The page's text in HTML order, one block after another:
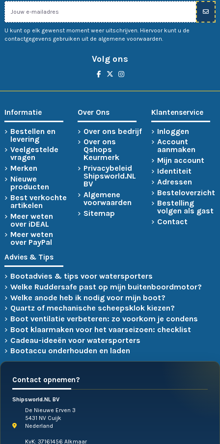
U kunt op elk gewenst moment weer uitschrijven. Hiervoor kunt u de
contactgegevens gebruiken uit de algemene voorwaarden.
Volg ons
Informatie
Bestellen en
levering
Veelgestelde
vragen
Merken
Nieuwe
producten
Best verkochte
artikelen
Meer weten
over iDEAL
Meer weten
over PayPal
Over Ons
Over ons bedrijf
Over ons
Qshops
Keurmerk
Privacybeleid
Shipsworld.NL
BV
Algemene
voorwaarden
Sitemap
Klantenservice
Inloggen
Account
aanmaken
Mijn account
Identiteit
Adressen
Besteloverzicht
Bestelling
volgen als gast
Contact
Advies & Tips
Bootadvies & tips voor watersporters
Welke Ruddersafe past op mijn buitenboordmotor?
Welke anode heb ik nodig voor mijn boot?
Quartz of mechanische scheepsklok kiezen?
Boot ventilatie verbeteren: zo voorkom je condens
Boot klaarmaken voor het vaarseizoen: checklist
Cadeau-ideeën voor watersporters
Bootaccu onderhouden en laden
Contact opnemen?
Shipsworld.NL BV
De Nieuwe Erven 3
5431 NV Cuijk
Nederland
KvK: 37161456 Alkmaar